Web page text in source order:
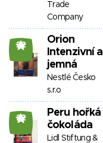
Trade
Company
22
Orion
Intenzivní a
jemná
Nestlé Česko
s.r.o
22
Peru hořká
čokoláda
Lidl Stiftung &